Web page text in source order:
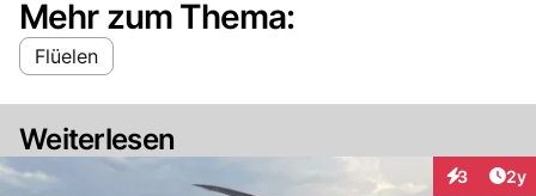
Mehr zum Thema:
Flüelen
Weiterlesen
3 2y